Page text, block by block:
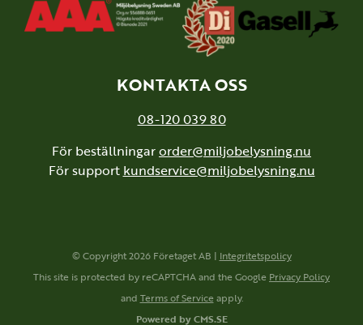
KONTAKTA OSS
08-120 039 80
För beställningarorder@miljobelysning.nu
För support kundservice@miljobelysning.nu
© Copyright 2026 Företaget AB | Integritetspolicy
This site is protected by reCAPTCHA and the Google Privacy Policy
and Terms of Service apply.
Powered by CMS.SE